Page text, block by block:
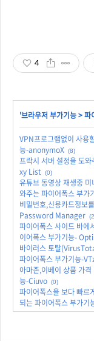
4
'브라우저 부가기능>파
VPN프로그램없이 사용
능-anonymoX (8)
프락시 서버 설정을 도
xy List (0)
유튜브 동영상 재생중
와주는 파이어폭스 부
비밀번호,신용카드정보
Password Manager
파이어폭스 사이드 바에
이어폭스 부가기능-
바이러스 토탈
파이어폭스 부가기능-
아마존,이베이 상품 가
능-Ciuvo (0)
파이어폭스을 보다 빠르
되는 파이어폭스 부가